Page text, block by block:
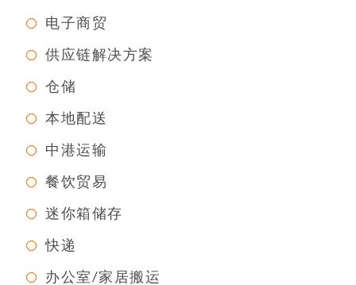
电子商贸
供应链解决方案
仓储
本地配送
中港运输
餐饮贸易
迷你箱储存
快递
办公室/家居搬运